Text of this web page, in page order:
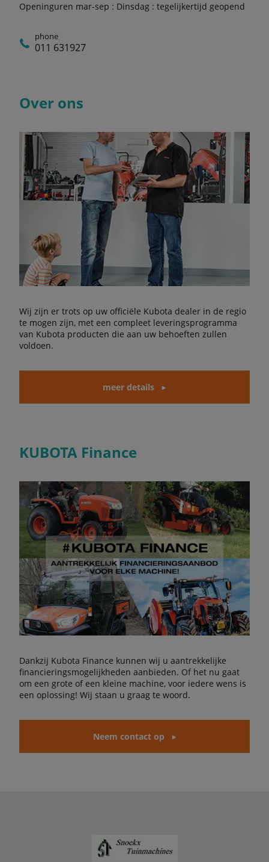
Openinguren mar-sep : Dinsdag : tegelijkertijd geopend
phone
011 631927
Over ons
Wij zijn er trots op uw officiële Kubota dealer in de regio
te mogen zijn, met een compleet leveringsprogramma
van Kubota producten die aan uw behoeften zullen
voldoen.
meer details
KUBOTA Finance
Dankzij Kubota Finance kunnen wij u aantrekkelijke
financieringsmogelijkheden aanbieden. Of het nu gaat
om een grote of een kleine machine, voor iedere wens is
een oplossing! Wij staan u graag te woord.
Neem contact op